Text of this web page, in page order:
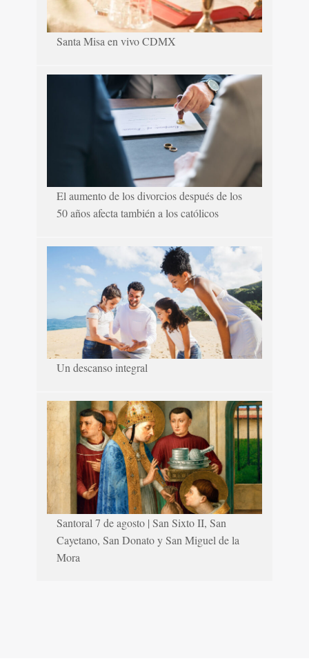
Santa Misa en vivo CDMX
El aumento de los divorcios después de los
50 años afecta también a los católicos
Un descanso integral
Santoral 7 de agosto | San Sixto II, San
Cayetano, San Donato y San Miguel de la
Mora